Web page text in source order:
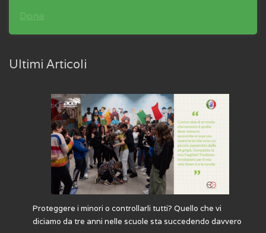
Dona
Ultimi Articoli
Proteggere i minori o controllarli tutti? Quello che vi
diciamo da tre anni nelle scuole sta succedendo davvero